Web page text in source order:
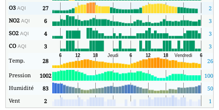
O3AQI 27
2
NO2AQI 6
3
SO2AQI 4
3
COAQI 3
3
Temp.
28
26
Pression
1002 1000
Humidité
83
50
Vent
2 1